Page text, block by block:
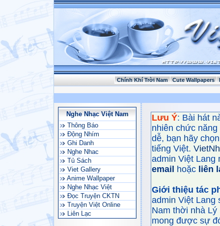
Chính Khí Trời Nam Cute Wallpapers
Nghe Nhạc Việt Nam
Thông Báo
Động Nhím
Ghi Danh
Nghe Nhac
Tủ Sách
Viet Gallery
Anime Wallpaper
Nghe Nhạc Việt
Đọc Truyện CKTN
Truyện Việt Online
Liên Lạc
Lưu Ý: Bài hát
nhiên chức
dễ, bạn hãy
tiếng Việt.
admin Việt Lang
email
hoặc liên
Giới thiệu tác
admin Việt Lang
Nam thời nhà
mong được sự